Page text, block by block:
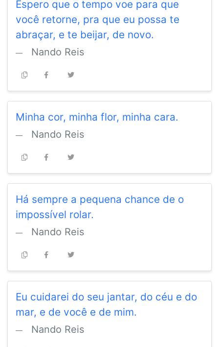
Espero que o tempo voe para que
você retorne, pra que eu possa te
abraçar, e te beijar, de novo.
Nando Reis
Minha cor, minha flor, minha cara.
Nando Reis
Há sempre a pequena chance de o
impossível rolar.
Nando Reis
Eu cuidarei do seu jantar, do céu e do
mar, e de você e de mim.
Nando Reis